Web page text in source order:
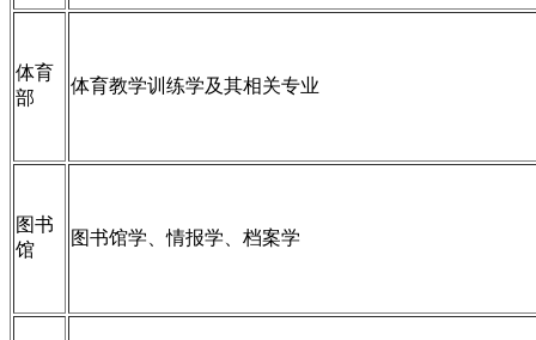
体育
部
体育教学训练学及其相关专业
图书
馆
图书馆学、情报学、档案学